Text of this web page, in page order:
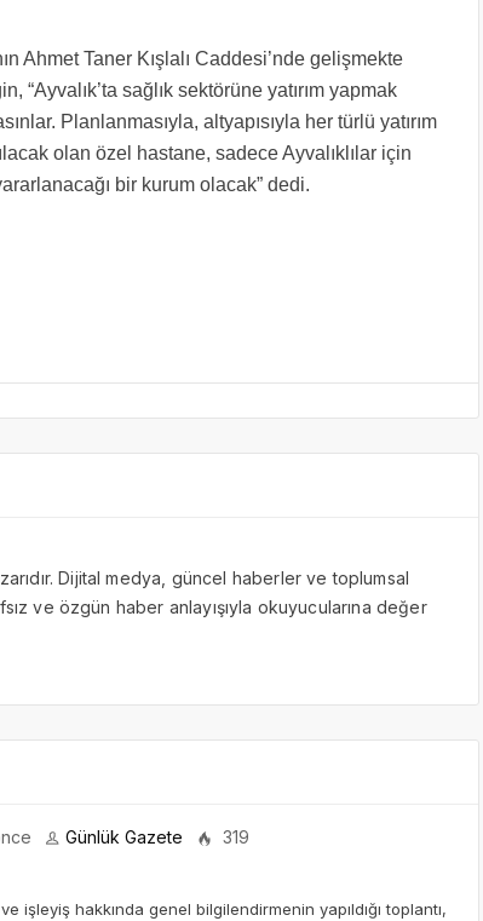
Ahmet Taner Kışlalı Caddesi’nde gelişmekte
sağlık sektörüne yatırım yapmak
Planlanmasıyla, altyapısıyla her türlü yatırım
olan özel hastane, sadece Ayvalıklılar için
bir kurum olacak” dedi.
Dijital medya, güncel haberler ve toplumsal
ve özgün haber anlayışıyla okuyucularına değer
Günlük Gazete 319
hakkında genel bilgilendirmenin yapıldığı toplantı,